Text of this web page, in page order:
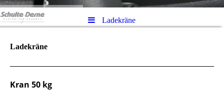
Ladekräne
Ladekräne
Kran 50 kg